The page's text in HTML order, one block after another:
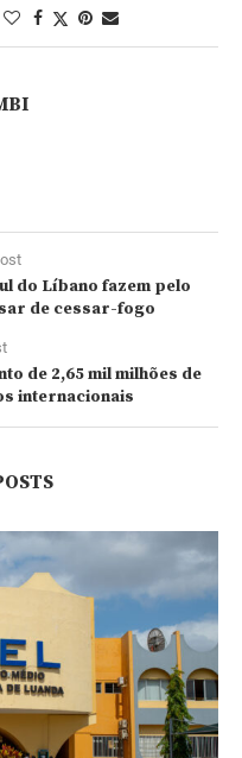
do Líbano fazem pelo
de cessar-fogo
de 2,65 mil milhões de
internacionais